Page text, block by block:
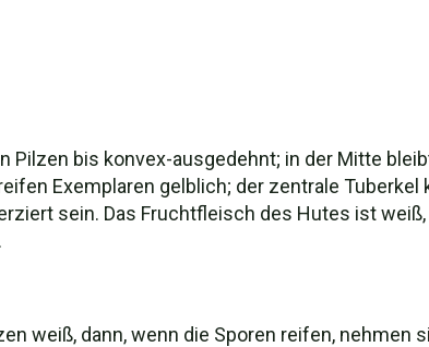
bis konvex-ausgedehnt; in der Mitte
Exemplaren gelblich; der zentrale
sein. Das Fruchtfleisch des Hutes ist
weiß, dann, wenn die Sporen reifen, nehmen